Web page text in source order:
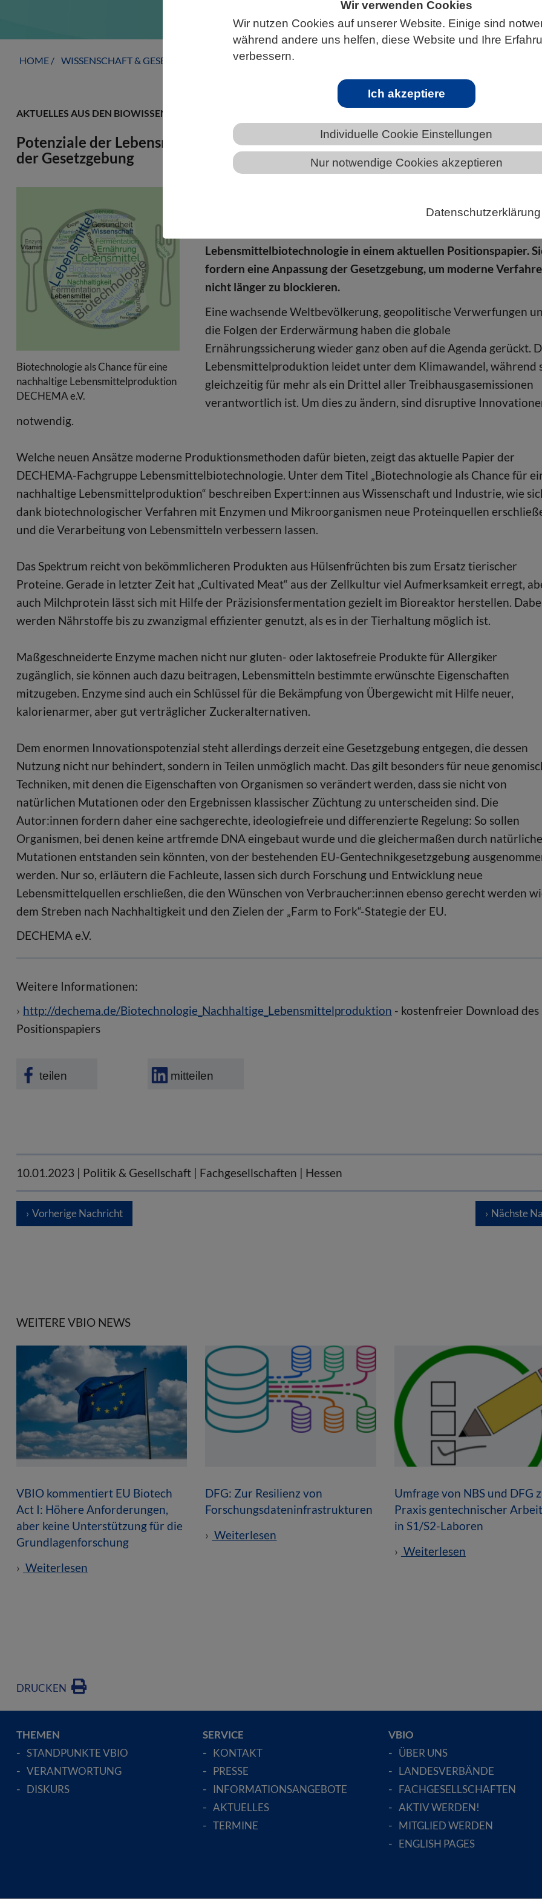
Wir verwenden Cookies
Wir nutzen Cookies auf unserer Website. Einige sind
während andere uns helfen, diese Website und Ihre
verbessern.
Ich akzeptiere
Individuelle Cookie Einstellungen
Nur notwendige Cookies akzeptieren
Datenschutzerklärung
HOME WISSENSCHAFT & GESELLSCHAFT AKTUELLES
AKTUELLES AUS DEN BIOWISSENSCHAFTEN
Potenziale der Lebensmittelbiotechnologie nutzen – Expert:innen fordern
der Gesetzgebung
Biotechnologie als Chance für eine
nachhaltige Lebensmittelproduktion
DECHEMA e.V.
Lebensmittelbiotechnologie deutlich mehr beitragen als bisher.
Lebensmittelbiotechnologie in einem aktuellen Positionspapier.
fordern eine Anpassung der Gesetzgebung, um moderne
nicht länger zu blockieren.
Eine wachsende Weltbevölkerung, geopolitische Verwerfungen
die Folgen der Erderwärmung haben die globale
Ernährungssicherung wieder ganz oben auf die Agenda gerückt.
Lebensmittelproduktion leidet unter dem Klimawandel, während
gleichzeitig für mehr als ein Drittel aller Treibhausgasemissionen
verantwortlich ist. Um dies zu ändern, sind disruptive
notwendig.
Welche neuen Ansätze moderne Produktionsmethoden dafür bieten, zeigt das aktuelle Papier der
DECHEMA-Fachgruppe Lebensmittelbiotechnologie. Unter dem Titel „Biotechnologie als Chance für
nachhaltige Lebensmittelproduktion“ beschreiben Expert:innen aus Wissenschaft und Industrie, wie
dank biotechnologischer Verfahren mit Enzymen und Mikroorganismen neue Proteinquellen
und die Verarbeitung von Lebensmitteln verbessern lassen.
Das Spektrum reicht von bekömmlicheren Produkten aus Hülsenfrüchten bis zum Ersatz tierischer
Proteine. Gerade in letzter Zeit hat „Cultivated Meat“ aus der Zellkultur viel Aufmerksamkeit erregt,
auch Milchprotein lässt sich mit Hilfe der Präzisionsfermentation gezielt im Bioreaktor herstellen.
werden Nährstoffe bis zu zwanzigmal effizienter genutzt, als es in der Tierhaltung möglich ist.
Maßgeschneiderte Enzyme machen nicht nur gluten- oder laktosefreie Produkte für Allergiker
zugänglich, sie können auch dazu beitragen, Lebensmitteln bestimmte erwünschte Eigenschaften
mitzugeben. Enzyme sind auch ein Schlüssel für die Bekämpfung von Übergewicht mit Hilfe neuer,
kalorienarmer, aber gut verträglicher Zuckeralternativen.
Dem enormen Innovationspotenzial steht allerdings derzeit eine Gesetzgebung entgegen, die dessen
Nutzung nicht nur behindert, sondern in Teilen unmöglich macht. Das gilt besonders für neue
Techniken, mit denen die Eigenschaften von Organismen so verändert werden, dass sie nicht von
natürlichen Mutationen oder den Ergebnissen klassischer Züchtung zu unterscheiden sind. Die
Autor:innen fordern daher eine sachgerechte, ideologiefreie und differenzierte Regelung: So sollen
Organismen, bei denen keine artfremde DNA eingebaut wurde und die gleichermaßen durch natürliche
Mutationen entstanden sein könnten, von der bestehenden EU-Gentechnikgesetzgebung
werden. Nur so, erläutern die Fachleute, lassen sich durch Forschung und Entwicklung neue
Lebensmittelquellen erschließen, die den Wünschen von Verbraucher:innen ebenso gerecht werden
dem Streben nach Nachhaltigkeit und den Zielen der „Farm to Fork“-Stategie der EU.
DECHEMA e.V.
Weitere Informationen:
http://dechema.de/Biotechnologie_Nachhaltige_Lebensmittelproduktion - kostenfreier Download des
Positionspapiers
teilen mitteilen
10.01.2023 | Politik & Gesellschaft | Fachgesellschaften | Hessen
Vorherige Nachricht Nächste
WEITERE VBIO NEWS
VBIO kommentiert EU Biotech
Act I: Höhere Anforderungen,
aber keine Unterstützung für die
Grundlagenforschung
Weiterlesen
DFG: Zur Resilienz von
Forschungsdateninfrastrukturen
Weiterlesen
Umfrage von NBS und DFG
Praxis gentechnischer
in S1/S2-Laboren
Weiterlesen
DRUCKEN
THEMEN
STANDPUNKTE VBIO
VERANTWORTUNG
DISKURS
SERVICE
KONTAKT
PRESSE
INFORMATIONSANGEBOTE
AKTUELLES
TERMINE
VBIO
ÜBER UNS
LANDESVERBÄNDE
FACHGESELLSCHAFTEN
AKTIV WERDEN!
MITGLIED WERDEN
ENGLISH PAGES